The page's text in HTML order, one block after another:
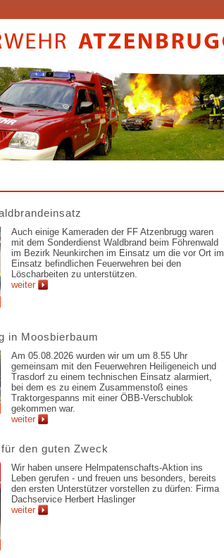
Auch einige Kameraden der FF Atzenbrugg waren
mit dem Sonderdienst Waldbrand beim Föhrenwald
im Bezirk Neunkirchen im Einsatz um die vor Ort im
Einsatz befindlichen Feuerwehren bei den
Löscharbeiten zu unterstützen.
weiter
in Moosbierbaum
Am 05.08.2026 wurden wir um um 8.55 Uhr
gemeinsam mit den Feuerwehren Heiligeneich und
Trasdorf zu einem technischen Einsatz alarmiert,
bei dem es zu einem Zusammen­stoß eines
Traktorgespanns mit einer ÖBB-Verschublok
gekommen war.
weiter
den guten Zweck
Wir haben unsere Helmpatenschafts-Aktion ins
Leben gerufen - und freuen uns besonders, bereits
den ersten Unterstützer vorstellen zu dürfen: Firma
Dachservice Herbert Haslinger
weiter